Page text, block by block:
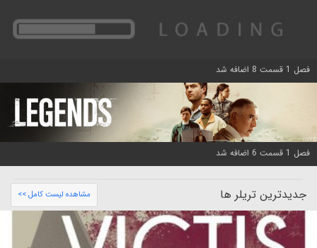
فصل 1 قسمت 8 اضافه شد
فصل 1 قسمت 6 اضافه شد
جدیدترین تریلر ها مشاهده لیست کامل >>